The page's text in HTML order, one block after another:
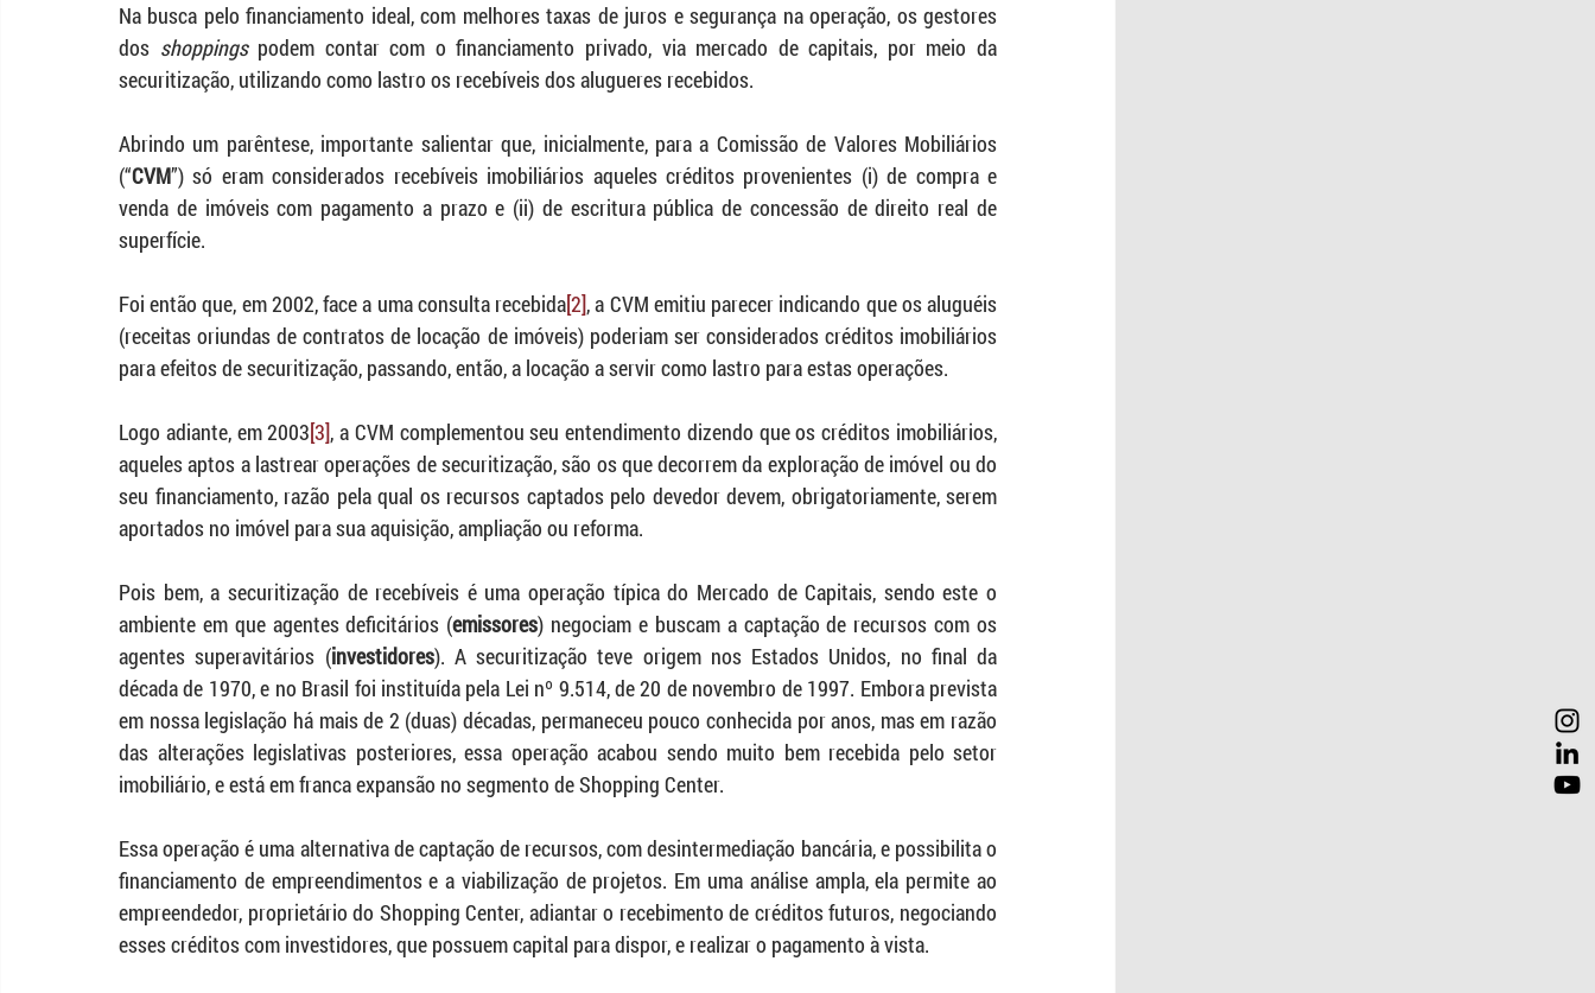
Na busca pelo financiamento ideal, com melhores taxas de juros e segurança na operação, os gestores
dos shoppings podem contar com o financiamento privado, via mercado de capitais, por meio da
securitização, utilizando como lastro os recebíveis dos alugueres recebidos.
Abrindo um parêntese, importante salientar que, inicialmente, para a Comissão de Valores Mobiliários
(“CVM”) só eram considerados recebíveis imobiliários aqueles créditos provenientes (i) de compra e
venda de imóveis com pagamento a prazo e (ii) de escritura pública de concessão de direito real de
superfície.
Foi então que, em 2002, face a uma consulta recebida[2], a CVM emitiu parecer indicando que os aluguéis
(receitas oriundas de contratos de locação de imóveis) poderiam ser considerados créditos imobiliários
para efeitos de securitização, passando, então, a locação a servir como lastro para estas operações.
Logo adiante, em 2003[3], a CVM complementou seu entendimento dizendo que os créditos imobiliários,
aqueles aptos a lastrear operações de securitização, são os que decorrem da exploração de imóvel ou do
seu financiamento, razão pela qual os recursos captados pelo devedor devem, obrigatoriamente, serem
aportados no imóvel para sua aquisição, ampliação ou reforma.
Pois bem, a securitização de recebíveis é uma operação típica do Mercado de Capitais, sendo este o
ambiente em que agentes deficitários (emissores) negociam e buscam a captação de recursos com os
agentes superavitários (investidores). A securitização teve origem nos Estados Unidos, no final da
década de 1970, e no Brasil foi instituída pela Lei nº 9.514, de 20 de novembro de 1997. Embora prevista
em nossa legislação há mais de 2 (duas) décadas, permaneceu pouco conhecida por anos, mas em razão
das alterações legislativas posteriores, essa operação acabou sendo muito bem recebida pelo setor
imobiliário, e está em franca expansão no segmento de Shopping Center.
Essa operação é uma alternativa de captação de recursos, com desintermediação bancária, e possibilita o
financiamento de empreendimentos e a viabilização de projetos. Em uma análise ampla, ela permite ao
empreendedor, proprietário do Shopping Center, adiantar o recebimento de créditos futuros, negociando
esses créditos com investidores, que possuem capital para dispor, e realizar o pagamento à vista.